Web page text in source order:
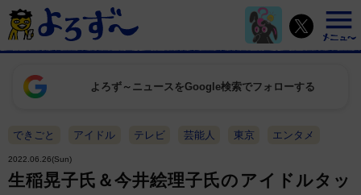
よろず～ニュースをGoogle検索でフォローする
できごと アイドル テレビ 芸能人 東京 エンタメ
2022.06.26(Sun)
生稲晃子氏＆今井絵理子氏のアイドルタッ